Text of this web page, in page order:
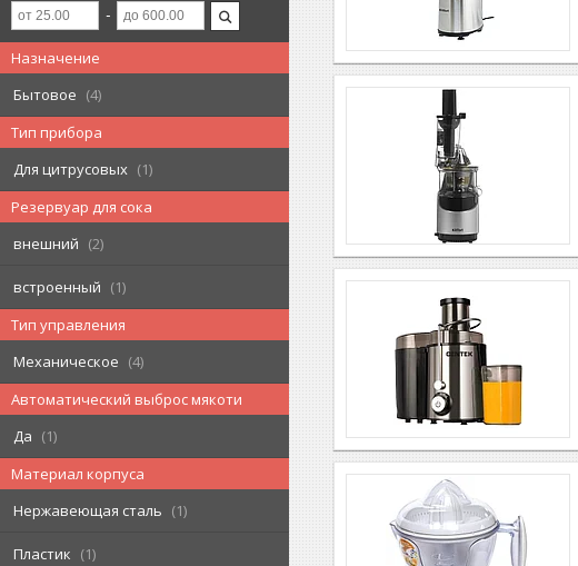
Назначение
Бытовое
4
Тип прибора
Для цитрусовых
1
Резервуар для сока
внешний
2
встроенный
1
Тип управления
Механическое
4
Автоматический выброс мякоти
Да
1
Материал корпуса
Нержавеющая сталь
1
Пластик
1